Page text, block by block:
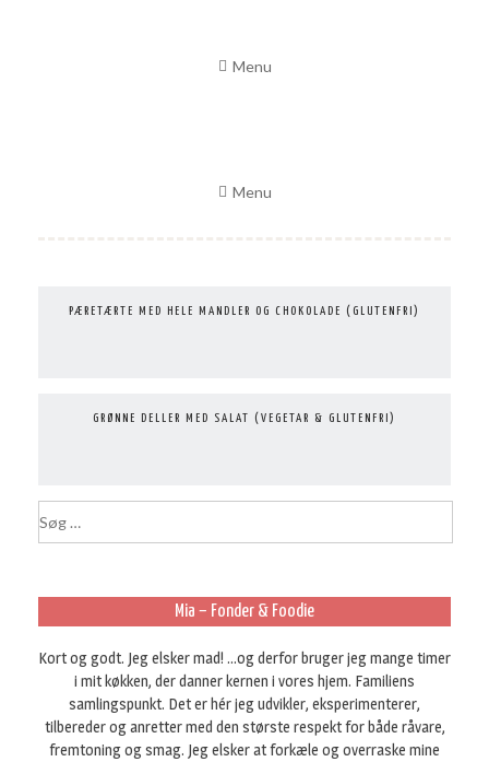
Menu
Menu
PÆRETÆRTE MED HELE MANDLER OG CHOKOLADE (GLUTENFRI)
GRØNNE DELLER MED SALAT (VEGETAR & GLUTENFRI)
t
e
Mia – Fonder & Foodie
Kort og godt. Jeg elsker mad! ...og derfor bruger jeg mange timer
i mit køkken, der danner kernen i vores hjem. Familiens
samlingspunkt. Det er hér jeg udvikler, eksperimenterer,
tilbereder og anretter med den største respekt for både råvare,
fremtoning og smag. Jeg elsker at forkæle og overraske mine